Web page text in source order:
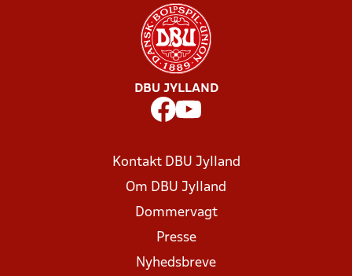
DBU JYLLAND
Kontakt DBU Jylland
Om DBU Jylland
Dommervagt
Presse
Nyhedsbreve